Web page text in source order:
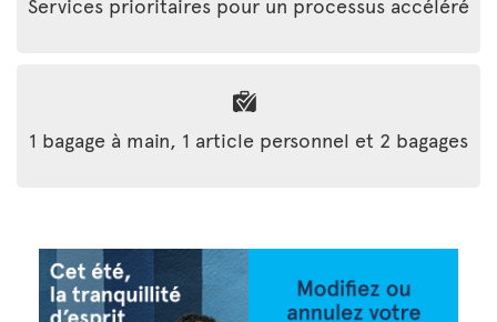
1 bagage à main, 1 article personnel et 2 bagages